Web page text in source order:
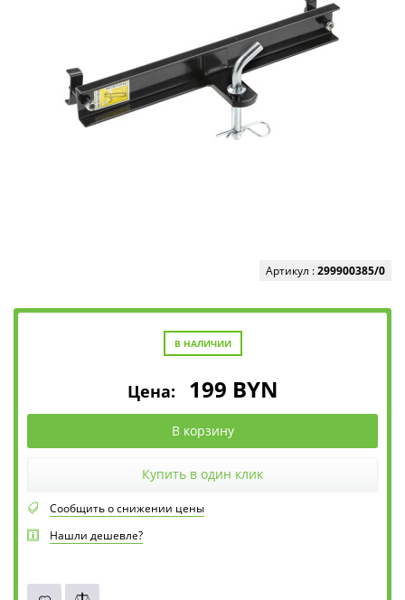
Артикул :299900385/0
В НАЛИЧИИ
Цена: 199 BYN
В корзину
Купить в один клик
Сообщить о снижении цены
Нашли дешевле?